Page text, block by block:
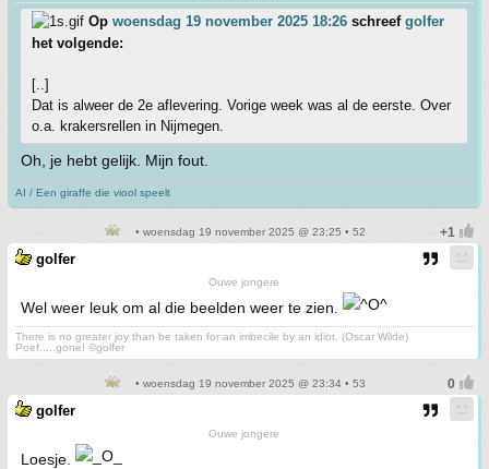
Op woensdag 19 november 2025 18:26 schreef golfer
het volgende:
[..]
Dat is alweer de 2e aflevering. Vorige week was al de eerste. Over
o.a. krakersrellen in Nijmegen.
Oh, je hebt gelijk. Mijn fout.
AI / Een giraffe die viool speelt
• woensdag 19 november 2025 @ 23:25 • 52
golfer
Ouwe jongere
Wel weer leuk om al die beelden weer te zien.
There is no greater joy than be taken for an imbecile by an idiot. (Oscar Wilde)
Poef.....gone! ©golfer
• woensdag 19 november 2025 @ 23:34 • 53
golfer
Ouwe jongere
Loesje.